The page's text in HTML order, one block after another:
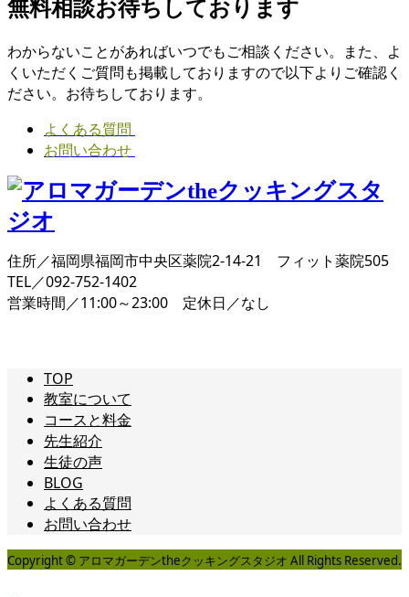
無料相談お待ちしております
わからないことがあればいつでもご相談ください。また、よ
くいただくご質問も掲載しておりますので以下よりご確認く
ださい。お待ちしております。
よくある質問
お問い合わせ
住所／福岡県福岡市中央区薬院2-14-21 フィット薬院505
TEL／092-752-1402
営業時間／11:00～23:00 定休日／なし
TOP
教室について
コースと料金
先生紹介
生徒の声
BLOG
よくある質問
お問い合わせ
Copyright © アロマガーデンtheクッキングスタジオ All Rights Reserved.